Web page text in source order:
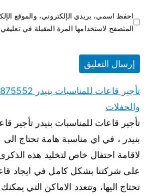
احفظ اسمي، بريدي الإلكتروني، والموقع
المتصفح لاستخدامها المرة المقبلة في
والحفلات
تأجير قاعات للمناسبات بنيدر تأجير
بنيدر ، في اي مناسبة هامة تحتاج
لاقامة احتفال خاص لتخليد هذه
على شركتنا بشكل كامل في ايجاد
تحتاج اليها، وتتعدد الاماكن التي